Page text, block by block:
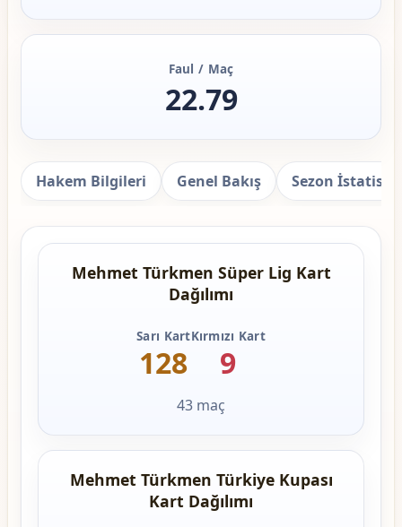
Faul / Maç
22.79
Hakem Bilgileri Genel Bakış Sezon
Mehmet Türkmen Süper Lig Kart
Dağılımı
Sarı Kart
128
Kırmızı Kart
9
43 maç
Mehmet Türkmen Türkiye Kupası
Kart Dağılımı